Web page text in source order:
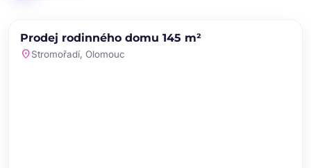
PRODEJ
Prodej rodinného domu 145 m²
location_onStromořadí, Olomouc